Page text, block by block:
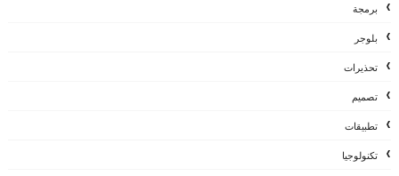
برمجة
بلوجر
تحذيرات
تصميم
تطبيقات
تكنولوجيا